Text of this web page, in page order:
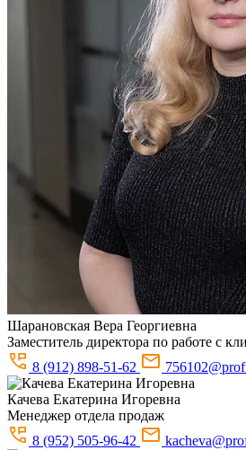
Шарановская Вера Георгиевна
Заместитель директора по работе с
8 (912) 898-51-62
Качева Екатерина Игоревна
Менеджер отдела продаж
8 (952) 505-96-42